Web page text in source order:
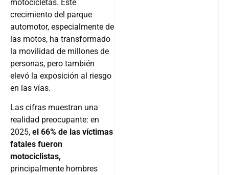
motocicletas. Este
crecimiento del parque
automotor, especialmente de
las motos, ha transformado
la movilidad de millones de
personas, pero también
elevó la exposición al riesgo
en las vías.
Las cifras muestran una
realidad preocupante: en
2025, el 66% de las víctimas
fatales fueron
motociclistas,
principalmente hombres